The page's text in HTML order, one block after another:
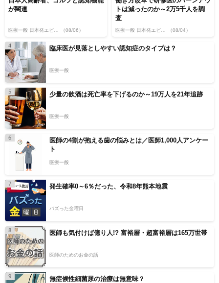
が関連
（08/06）
トは減ったのか～2万5千人を調
査
（08/04）
4 臨床医が見落としやすい認知症のタイプは？
医療一般
5 少量の飲酒は死亡率を下げるのか～19万人を21年追跡
医療一般
6
医師の4割が抱える歯の悩みとは／医師1,000人アンケー
ト
医療一般
7 発生確率0～6％だった、令和8年熊本地震
バズった金曜日
8 医師も気付けば億り人!? 富裕層・超富裕層は165万世帯
医師のためのお金の話
9 無症候性細菌尿の治療は無意味？